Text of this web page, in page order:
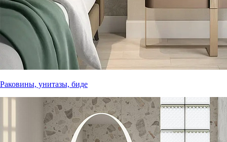
Раковины, унитазы, биде